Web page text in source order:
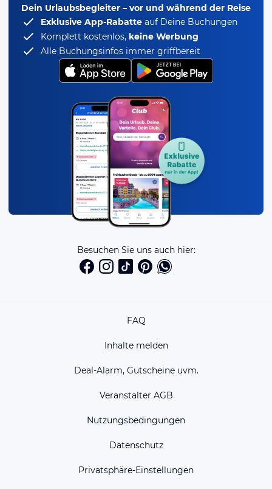
Dein Urlaubsbegleiter – vor und während der Reise
Exklusive App-Rabatte auf Deine Buchungen
Komplett kostenlos, keine Werbung
Alle Buchungsinfos immer griffbereit
Besuchen Sie uns auch hier:
FAQ
Inhalte melden
Deal-Alarm, Gutscheine uvm.
Veranstalter AGB
Nutzungsbedingungen
Datenschutz
Privatsphäre-Einstellungen